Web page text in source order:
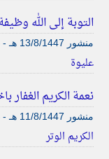
التوبة إلى الله
منشور
عليوة
نعمة الكريم الغفار
منشور
الكريم الوتر